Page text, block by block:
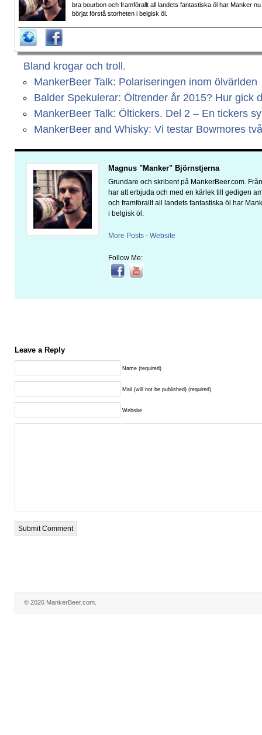
bra bourbon och framförallt all landets fantastiska öl har Manker nu
börjat förstå storheten i belgisk öl.
Bland krogar och troll.
MankerBeer Talk: Polariseringen inom ölvärlden
Balder Spekulerar: Öltrender år 2015? Hur gick
MankerBeer Talk: Öltickers. Del 2 – En tickers
MankerBeer and Whisky: Vi testar Bowmores
Magnus "Manker" Björnstjerna
Grundare och skribent på MankerBeer.com.
har att erbjuda och med en kärlek till gedigen
och framförallt all landets fantastiska öl har
i belgisk öl.
More Posts - Website
Follow Me:
Leave a Reply
Name (required)
Mail (will not be published) (required)
Website
© 2026 MankerBeer.com.